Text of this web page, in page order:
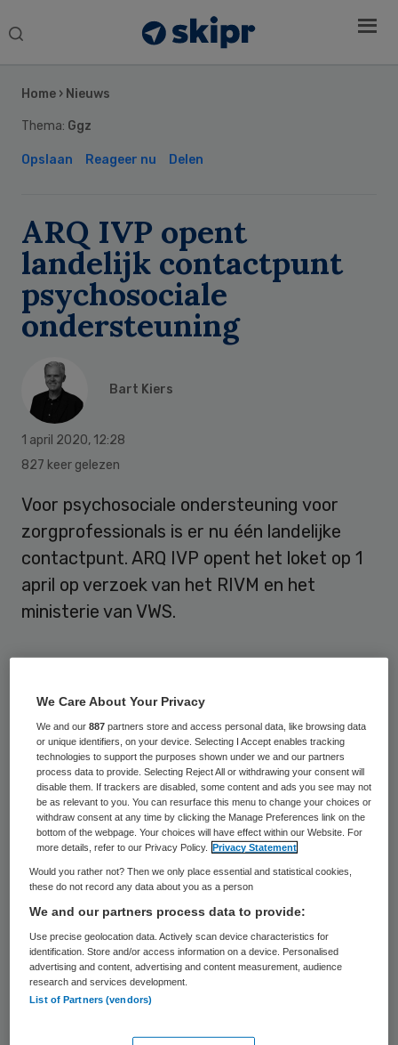
Search
Home › Nieuws
Thema: Ggz
Opslaan Reageer nu Delen
ARQ IVP opent
landelijk contactpunt
psychosociale
ondersteuning
Bart Kiers
1 april 2020, 12:28
827 keer gelezen
Voor psychosociale ondersteuning voor
zorgprofessionals is er nu één landelijke
contactpunt. ARQ IVP opent het loket op 1
april op verzoek van het RIVM en het
ministerie van VWS.
Psychotrauma Centrum, start vandaag 1
april met eenspeciaal contactpunt voor
psychosociale ondersteuning
zorgprofessionalsten tijde van de
coronacrisis. Het contactpunt
zorgprofessionals is 7 dagen in de week te
bereiken tussen 08.30 -21.30 uur op
telefoonnummer 088- 330 5500.
Psychosociale ondersteuning
De uitbraak van het coronavirus heeft
Sidebar
We Care About Your Privacy
We and our887 partners store and access personal data, like browsing data
or unique identifiers, on your device. Selecting I Accept enables tracking
technologies to support the purposes shown under we and our partners
process data to provide. Selecting Reject All or withdrawing your consent will
disable them. If trackers are disabled, some content and ads you see may not
be as relevant to you. You can resurface this menu to change your choices or
withdraw consent at any time by clicking the Manage Preferences link on the
bottom of the webpage. Your choices will have effect within our Website. For
more details, refer to our Privacy Policy.
Privacy Statement
Would you rather not? Then we only place essential and statistical cookies,
these do not record any data about you as a person
We and our partners process data to provide:
Use precise geolocation data. Actively scan device characteristics for
identification. Store and/or access information on a device. Personalised
advertising and content, advertising and content measurement, audience
research and services development.
List of Partners (vendors)